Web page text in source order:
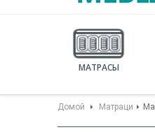
МАТРАСЫ
Домой Матраци